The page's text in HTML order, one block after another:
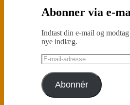
Abonner via e-
Indtast din e-mail og
nye indlæg.
E-
mail-
adresse
Abonnér